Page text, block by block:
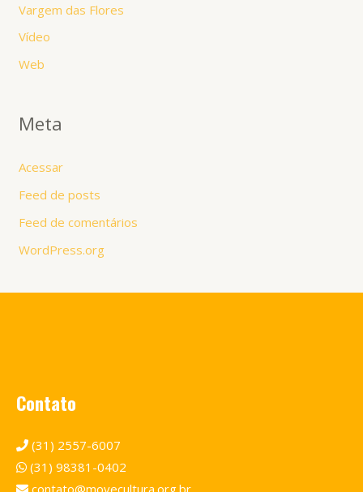
Vargem das Flores
Vídeo
Web
Meta
Acessar
Feed de posts
Feed de comentários
WordPress.org
Contato
(31) 2557-6007
(31) 98381-0402
contato@movecultura.org.br